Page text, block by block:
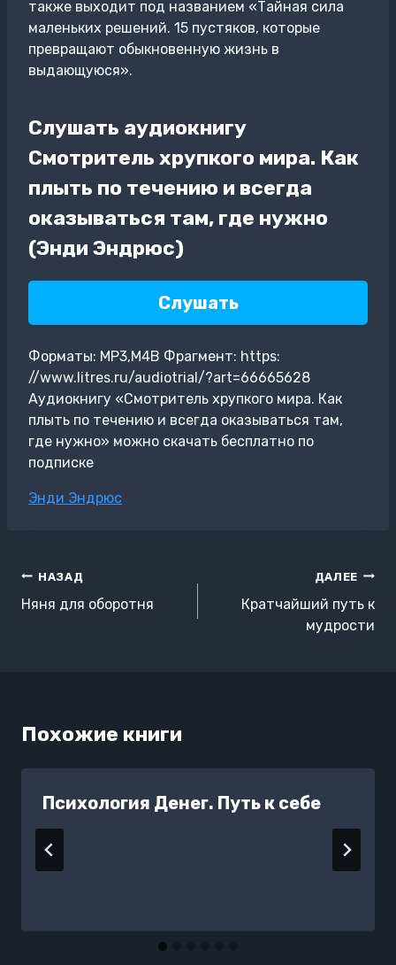
также выходит под названием «Тайная сила
маленьких решений. 15 пустяков, которые
превращают обыкновенную жизнь в
выдающуюся».
Слушать аудиокнигу
Смотритель хрупкого мира. Как
плыть по течению и всегда
оказываться там, где нужно
(Энди Эндрюс)
Слушать
Форматы: MP3,M4B Фрагмент: https:
//www.litres.ru/audiotrial/?art=66665628
Аудиокнигу «Смотритель хрупкого мира. Как
плыть по течению и всегда оказываться там,
где нужно» можно скачать бесплатно по
подписке
Метки
Энди Эндрюс
Навигация
по
НАЗАД
Няня для оборотня
ДАЛЕЕ
Кратчайший путь к
мудрости
Похожие книги
Психология Денег. Путь к себе